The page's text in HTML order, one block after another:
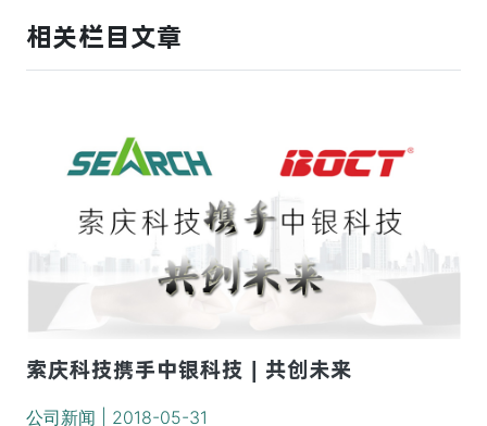
相关栏目文章
索庆科技携手中银科技︱共创未来
公司新闻 | 2018-05-31